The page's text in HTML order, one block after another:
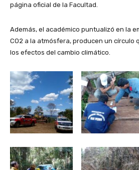
página oficial de la Facultad.
Además, el académico puntualizó en la
CO2 a la atmósfera, producen un círculo
los efectos del cambio climático.